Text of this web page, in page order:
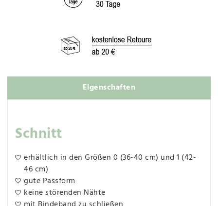
Eigenschaften
Schnitt
erhältlich in den Größen 0 (36-40 cm) und 1 (42-
46 cm)
gute Passform
keine störenden Nähte